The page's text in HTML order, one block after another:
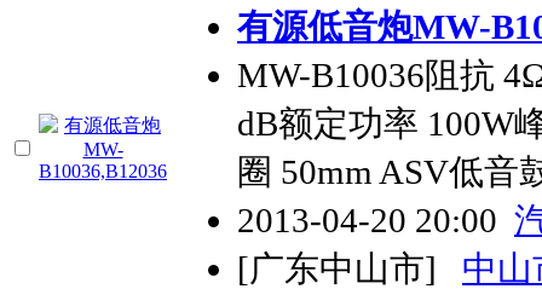
有源低音炮MW-
MW-B10036阻抗
dB额定功率 100W
圈 50mm ASV低音
2013-04-20 20:00
[广东中山市]
中山